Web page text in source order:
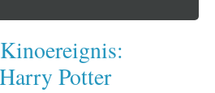
Potter